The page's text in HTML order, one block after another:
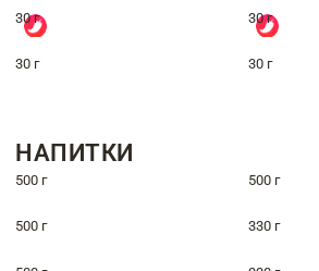
30 г 30 г
30 г 30 г
НАПИТКИ
500 г 500 г
500 г 330 г